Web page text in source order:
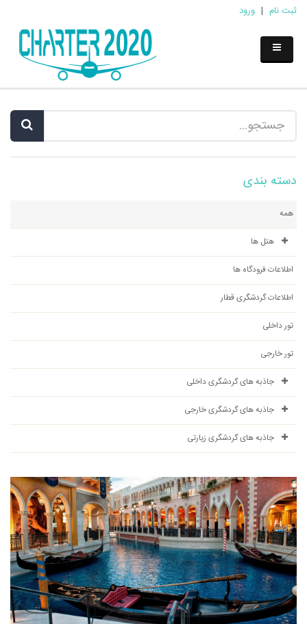
ثبت نام | ورود
دسته بندی
همه
هتل ها
اطلاعات فرودگاه ها
اطلاعات گردشگری قطار
تور داخلی
تور خارجی
جاذبه های گردشگری داخلی
جاذبه های گردشگری خارجی
جاذبه های گردشگری زیارتی